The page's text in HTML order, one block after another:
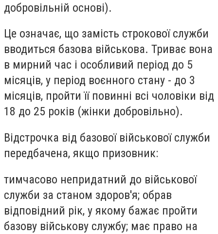
добровільній основі).
Це означає, що замість строкової служби
вводиться базова військова. Триває вона
в мирний час і особливий період до 5
місяців, у період воєнного стану - до 3
місяців, пройти її повинні всі чоловіки від
18 до 25 років (жінки добровільно).
Відстрочка від базової військової служби
передбачена, якщо призовник:
тимчасово непридатний до військової
служби за станом здоров'я; обрав
відповідний рік, у якому бажає пройти
базову військову службу; має право на